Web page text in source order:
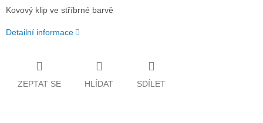
Kovový klip ve stříbrné barvě
Detailní informace
ZEPTAT SE HLÍDAT SDÍLET